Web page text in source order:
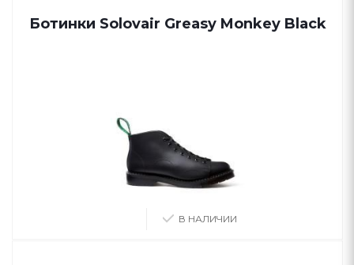
Ботинки Solovair Greasy Monkey Black
В НАЛИЧИИ